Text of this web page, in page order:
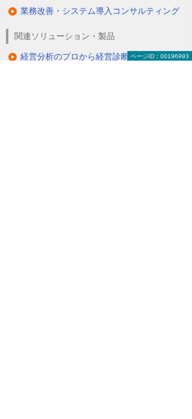
業務改善・システム導入コンサルティング
関連ソリューション・製品
経営分析のプロから経営診断やアドバイス
ページID：00196993